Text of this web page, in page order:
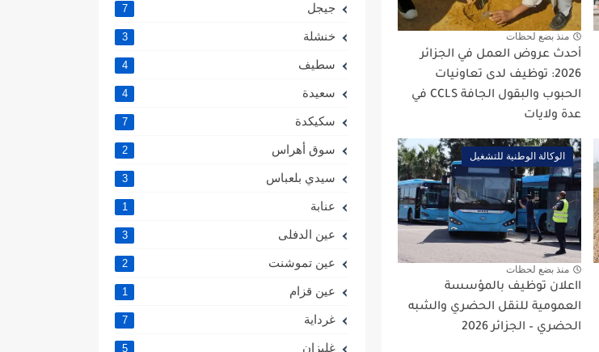
منذ بضع لحظات
أحدث عروض العمل في الجزائر
2026: توظيف لدى تعاونيات
الحبوب والبقول الجافة CCLS في
عدة ولايات
الوكالة الوطنية للتشغيل
منذ بضع لحظات
ااعلان توظيف بالمؤسسة
العمومية للنقل الحضري والشبه
الحضري – الجزائر 2026
جيجل 7
خنشلة 3
سطيف 4
سعيدة 4
سكيكدة 7
سوق أهراس 2
سيدي بلعباس 3
عنابة 1
عين الدفلى 3
عين تموشنت 2
عين قزام 1
غرداية 7
غليزان 5